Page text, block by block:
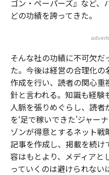
ゴン・ペーパーズ』など
どの功績を誇ってきた。
そんな社の功績に不可欠
た。今後は経営の合理化
作成を行い、読者の関心
針と言われる。知識も経験
人脈を張りめぐらし、読
を‘足で稼いできた’ジャー
ゾンが得意とするネット
記事を作成し、掲載を続
容はもとより、メディアと
っていくのは避けられない